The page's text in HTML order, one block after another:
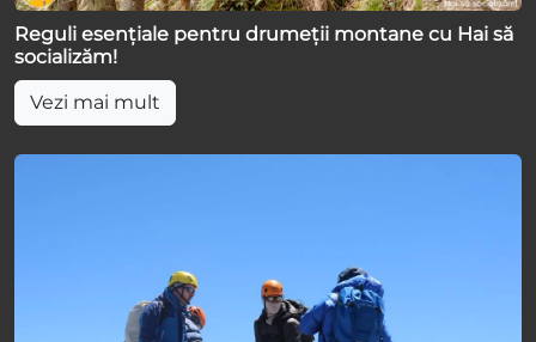
Reguli esențiale pentru drumeții montane cu Hai să
socializăm!
Vezi mai mult